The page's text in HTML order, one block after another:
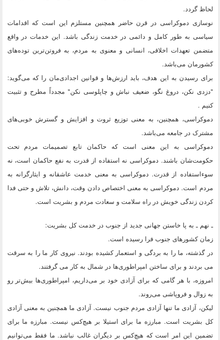
لحاظ گردد.
نوسازی دموکراسی در قرن حاضر همچنین مستلزم این است که اقدامات
سیاسی به طور کامل و دائمی در خدمت زندگی باشد. این خدمات در واقع
متضمن تعهدات اخلاقی، انسانی و معنوی به مردم، به فروتن‌‌ترین توده‌های
کشورمان می‌باشد.
برای رسیدن به این هدف، باید ارزش‌ها و قوانین اجدادی‌مان را که می‌گوید:
"دزدی نکن، دروغ نگو، ضعیف نباش و چاپلوسی نکن" مجدداً مطرح و تثبیت
کنیم .
دموکراسی،‌ همچنین، به معنی توزیع ثروت و افزایش و گسترش خوبی‌های
مشترک در جامعه می‌باشد.
دموکراسی به این معنی است که حاکمان تابع تصمیمات مردم تحت
حکومت‌شان باشند. دموکراسی نه استفاده از قدرت به نفع حاکمان است، نه
سوءاستفاده از قدرت. دموکراسی به معنی خدمت عاشقانه و ایثارگرانه به
مردم است. دموکراسی به معنی اختصاص دادن وقت، دانش، تلاش و حتی فدا
کردن زندگی خویش در راه سلامت و سعادت مردم و بشریت است.
ـ نهم ـ به پا خاستن جهانی جدید از جنوب در خدمت کل بشریت:
زمان کشورهای جنوب فرا رسیده است.
در گذشته، ما را به بردگی و استعمار کشیده بودند. نیروی کار ما را به سرقت
می بردند و برای ساختن امپراطوری‌ها در شمال به کار می گرفتند.
امروزه، ‌با هر گامی که برای آزادی خود بر می‌داریم، امپراطوری‌ها بیش‌تر رو
به زوال و فروپاشی می‌روند.
لیکن، آزادی ما تنها آزادی مردم جنوب نیست. آزادی ما همچنین به معنی آزادی
کل بشریت است. مبارزه ما برای استیلا بر هیچ‌کس نیست. مبارزه ما برای
تضمین این امر است که هیچ‌کس بر دیگران غالب نباشد. ما فقط می‌توانیم